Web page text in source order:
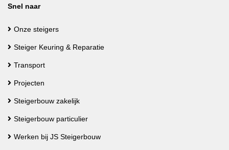
Snel naar
Onze steigers
Steiger Keuring & Reparatie
Transport
Projecten
Steigerbouw zakelijk
Steigerbouw particulier
Werken bij JS Steigerbouw